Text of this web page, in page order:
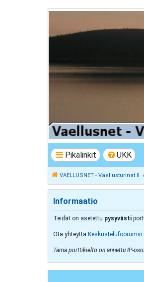
VAELLUSNET -
Keskustelua vaeltamisesta ja
Pikalinkit UKK
VAELLUSNET - Vaellusturinat II
Informaatio
Teidät on asetettu pysyvästi
Ota yhteyttä
Tämä porttikielto on annettu IP-